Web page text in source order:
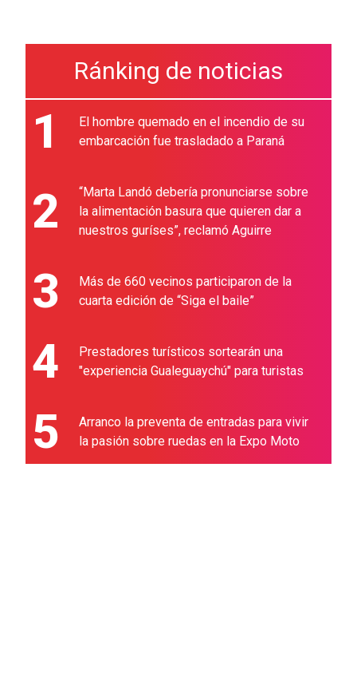
Ránking de noticias
1
El hombre quemado en el incendio de su
embarcación fue trasladado a Paraná
2
“Marta Landó debería pronunciarse sobre
la alimentación basura que quieren dar a
nuestros guríses”, reclamó Aguirre
3
Más de 660 vecinos participaron de la
cuarta edición de “Siga el baile”
4
Prestadores turísticos sortearán una
"experiencia Gualeguaychú" para turistas
5
Arranco la preventa de entradas para vivir
la pasión sobre ruedas en la Expo Moto